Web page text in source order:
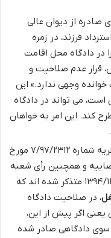
صادره از دیوان عالی
۱۰/۱۴، «دعوی استرداد فرزند، در زمره
در دادگاه محل اقامت
قرار عدم صلاحیت و
وجهی ندارد.» این
می تواند در دادگاه
کند. این امر به خواهان
نظریه شماره ۷/۹۷/۲۳۱۲ مورخ
قوه قضاییه و همچنین رأی شعبه
۳۷ دیوان عالی کشور در تاریخ ۱۳۹۴/۱۲/۰۴ متذکر شده اند که
، در صلاحیت دادگاه
اگر پیش از این،
دادگاهی صادر شده